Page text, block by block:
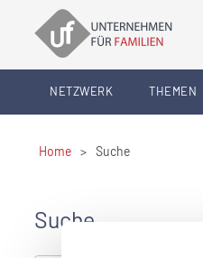
NETZWERK THEMEN
Home > Suche
Suche